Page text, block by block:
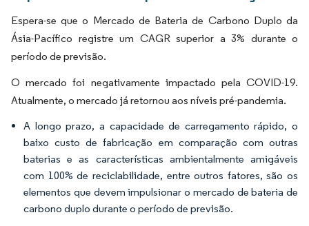
Espera-se que o Mercado de Bateria de Carbono Duplo da
Ásia-Pacífico registre um CAGR superior a 3% durante o
período de previsão.
O mercado foi negativamente impactado pela COVID-19.
Atualmente, o mercado já retornou aos níveis pré-pandemia.
A longo prazo, a capacidade de carregamento rápido, o
baixo custo de fabricação em comparação com outras
baterias e as características ambientalmente amigáveis
com 100% de reciclabilidade, entre outros fatores, são os
elementos que devem impulsionar o mercado de bateria de
carbono duplo durante o período de previsão.